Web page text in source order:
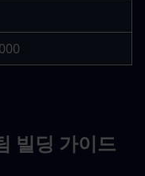
빌딩 가이드